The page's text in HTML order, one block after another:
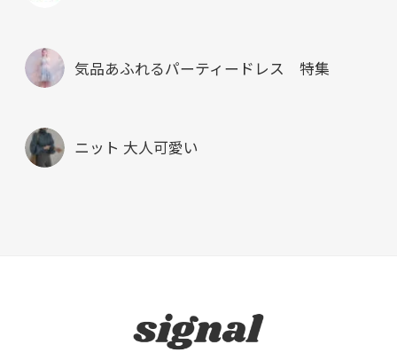
気品あふれるパーティードレス 特集
ニット 大人可愛い